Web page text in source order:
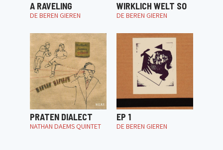
A RAVELING
DE BEREN GIEREN
WIRKLICH WELT SO
DE BEREN GIEREN
PRATEN DIALECT
NATHAN DAEMS QUINTET
EP 1
DE BEREN GIEREN